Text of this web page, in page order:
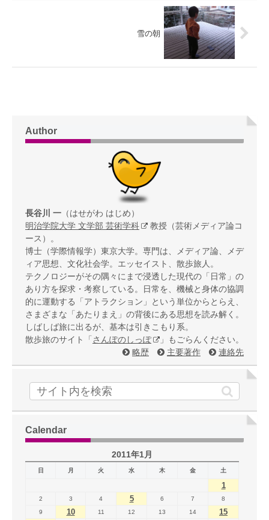
雪の朝
Author
長谷川 一 （はせがわ はじめ）
明治学院大学 文学部 芸術学科
教授（芸術メディア論コ
ース）。
博士（学際情報学）東京大学。専門は、メディア論、メデ
ィア思想、文化社会学。エッセイスト、散歩旅人。
テクノロジーがその隅々にまで浸透した現代の「日常」の
あり方を探求・考察している。日常を、機械と身体の協調
的に運動する「アトラクション」という単位からとらえ、
さまざまな「あたりまえ」の背後にある思想を読み解く。
しばしば旅に出るが、基本は引きこもり系。
散歩旅のサイト「 さんぽのしっぽ
」もごらんください。
略歴
主要著作 連絡先
Calendar
2011年1月
日 月 火 水 木 金 土
1
2 3 4 5 6 7
8
9
10 11 12 13 14
15